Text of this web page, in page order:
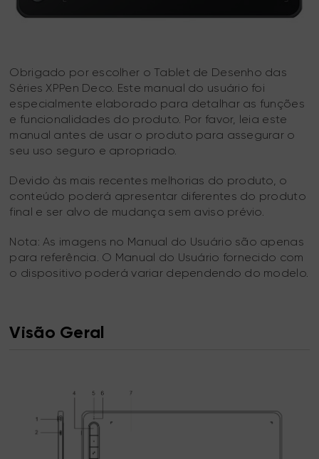
Obrigado por escolher o Tablet de Desenho das
Séries XPPen Deco. Este manual do usuário foi
especialmente elaborado para detalhar as funções
e funcionalidades do produto. Por favor, leia este
manual antes de usar o produto para assegurar o
seu uso seguro e apropriado.
Devido às mais recentes melhorias do produto, o
conteúdo poderá apresentar diferentes do produto
final e ser alvo de mudança sem aviso prévio.
Nota: As imagens no Manual do Usuário são apenas
para referência. O Manual do Usuário fornecido com
o dispositivo poderá variar dependendo do modelo.
Visão Geral